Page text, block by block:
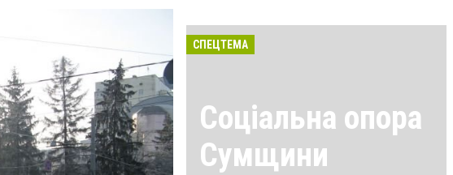
СПЕЦТЕМА
Соціальна опора
Сумщини